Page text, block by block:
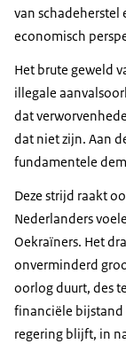
van schadeherstel
economisch
Het brute geweld
illegale
dat
dat niet zijn. Aan
fundamentele
Deze strijd raakt
Nederlanders
Oekraïners. Het
onverminderd
oorlog duurt, des
financiële bijstand
regering blijft, in